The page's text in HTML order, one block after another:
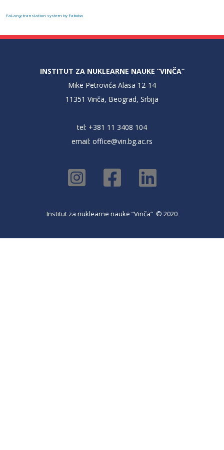
FaLang translation system by Faboba
INSTITUT ZA NUKLEARNE NAUKE “VINČA”
Mike Petrovića Alasa 12-14
11351 Vinča, Beograd, Srbija
tel: +381 11 3408 104
email: office@vin.bg.ac.rs
Institut za nuklearne nauke ”Vinča” © 2020